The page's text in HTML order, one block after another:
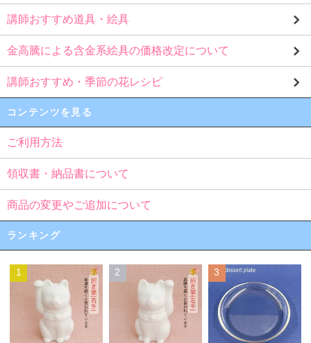
講師おすすめ道具・絵具
金高騰による含金系絵具の価格改定について
講師おすすめ・季節の花レシピ
コンテンツを見る
ご利用方法
領収書・納品書について
商品の変更やご追加について
ランキング
1 2 3